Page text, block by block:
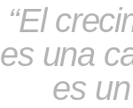
El
es una
es